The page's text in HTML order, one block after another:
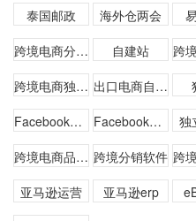
泰国邮政
海外仓两会
跨境电商分销软件
自建站
跨境电商独立站
出口电商自建站
Facebook引流
Facebook推广 独
跨境电商品牌化 跨境分销软件 跨
亚马逊运营
亚马逊erp